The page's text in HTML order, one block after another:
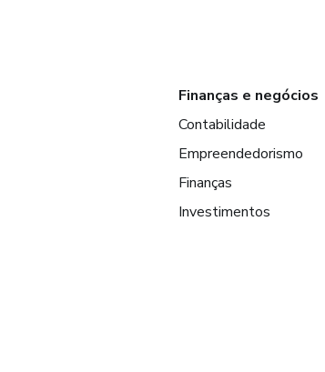
Finanças e negócios
Contabilidade
Empreendedorismo
Finanças
Investimentos